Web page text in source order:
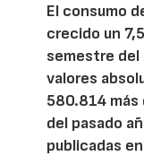
El consumo
crecido un
semestre del
valores
580.814 más
del pasado
publicadas